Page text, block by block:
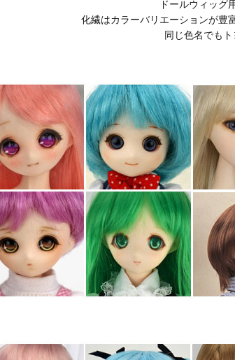
ドールウィッグ
化繊はカラーバリエーションが豊
同じ色名でも